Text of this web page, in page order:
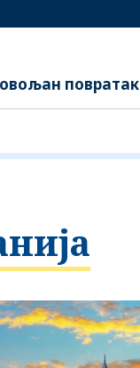
повратак